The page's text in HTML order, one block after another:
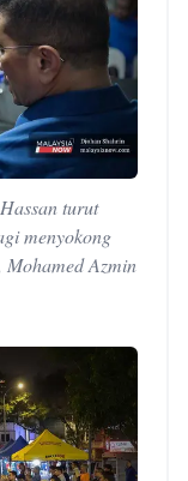
turut
menyokong
Azmin